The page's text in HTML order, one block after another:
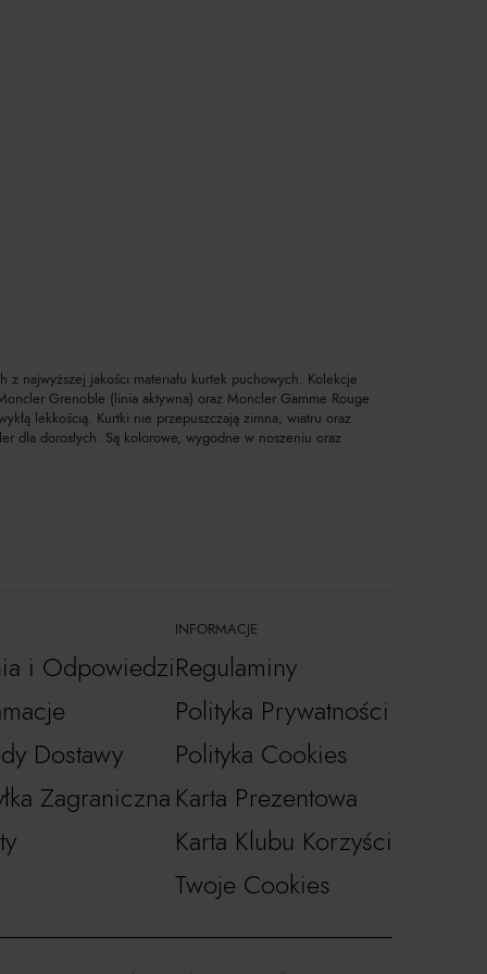
najwyższej jakości materiału kurtek puchowych. Kolekcje
Grenoble (linia aktywna) oraz Moncler Gamme Rouge
lekkością. Kurtki nie przepuszczają zimna, wiatru oraz
dla dorosłych. Są kolorowe, wygodne w noszeniu oraz
i Odpowiedzi
Dostawy
Zagraniczna
INFORMACJE
Regulaminy
Polityka Prywatności
Polityka Cookies
Karta Prezentowa
Karta Klubu Korzyści
Twoje Cookies